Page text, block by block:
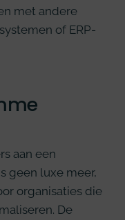
met andere
of ERP-
aan een
geen luxe meer,
organisaties die
De